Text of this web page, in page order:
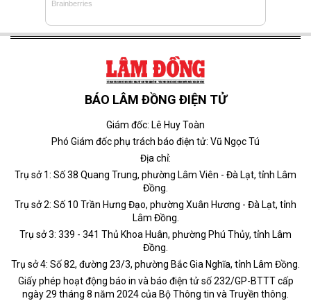
BÁO LÂM ĐỒNG ĐIỆN TỬ
Giám đốc: Lê Huy Toàn
Phó Giám đốc phụ trách báo điện tử: Vũ Ngọc Tú
Địa chỉ:
Trụ sở 1: Số 38 Quang Trung, phường Lâm Viên - Đà Lạt, tỉnh Lâm
Đồng.
Trụ sở 2: Số 10 Trần Hưng Đạo, phường Xuân Hương - Đà Lạt, tỉnh
Lâm Đồng.
Trụ sở 3: 339 - 341 Thủ Khoa Huân, phường Phú Thủy, tỉnh Lâm
Đồng.
Trụ sở 4: Số 82, đường 23/3, phường Bắc Gia Nghĩa, tỉnh Lâm Đồng.
Giấy phép hoạt động báo in và báo điện tử số 232/GP-BTTT cấp
ngày 29 tháng 8 năm 2024 của Bộ Thông tin và Truyền thông.